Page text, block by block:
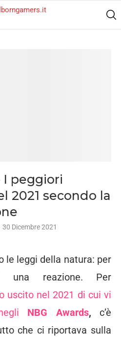
I peggiori
2021 secondo la
30 Dicembre 2021
le leggi della natura: per
una reazione. Per
uscito nel 2021 di cui vi
NBG Awards, c’è
che ci riportava sulla